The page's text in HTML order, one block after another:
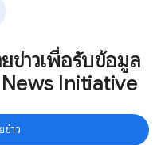
ข่าวเพื่อรับข้อมูล
Initiative
าว